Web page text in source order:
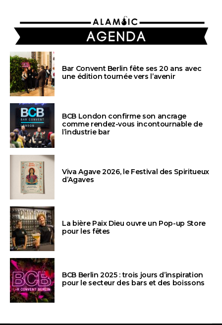
AGENDA
Bar Convent Berlin fête ses 20 ans avec
une édition tournée vers l’avenir
BCB London confirme son ancrage
comme rendez-vous incontournable de
l’industrie bar
Viva Agave 2026, le Festival des Spiritueux
d’Agaves
La bière Paix Dieu ouvre un Pop-up Store
pour les fêtes
BCB Berlin 2025 : trois jours d’inspiration
pour le secteur des bars et des boissons